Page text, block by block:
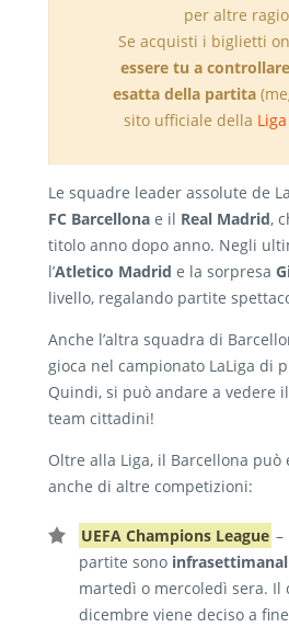
per altre
Se acquisti i biglietti
essere tu a
esatta della partita
sito ufficiale della
Le squadre leader assolute de
FC Barcellona e il Real Madrid,
titolo anno dopo anno. Negli
l’Atletico Madrid e la sorpresa
livello, regalando partite
Anche l’altra squadra di
gioca nel campionato LaLiga di
Quindi, si può andare a vedere
team cittadini!
Oltre alla Liga, il Barcellona può
anche di altre competizioni:
UEFA Champions League –
partite sono
martedì o mercoledì sera. Il
dicembre viene deciso a